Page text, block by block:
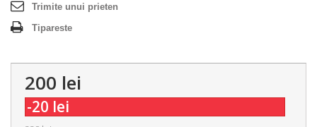
Trimite unui prieten
Tipareste
200 lei
-20 lei